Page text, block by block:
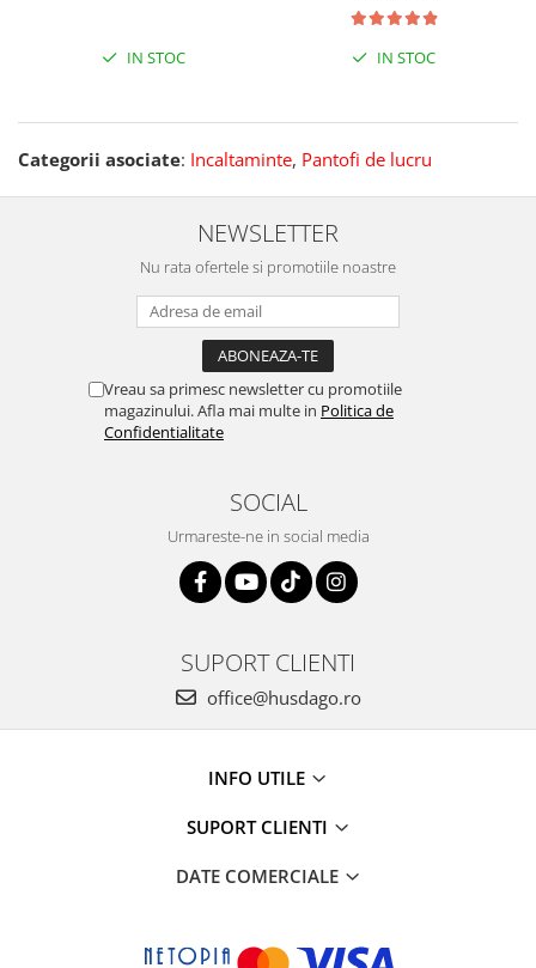
IN STOC IN STOC
Categorii asociate: Incaltaminte, Pantofi de lucru
NEWSLETTER
Nu rata ofertele si promotiile noastre
Vreau sa primesc newsletter cu promotiile
magazinului. Afla mai multe in Politica de
Confidentialitate
SOCIAL
Urmareste-ne in social media
SUPORT CLIENTI
office@husdago.ro
INFO UTILE
SUPORT CLIENTI
DATE COMERCIALE